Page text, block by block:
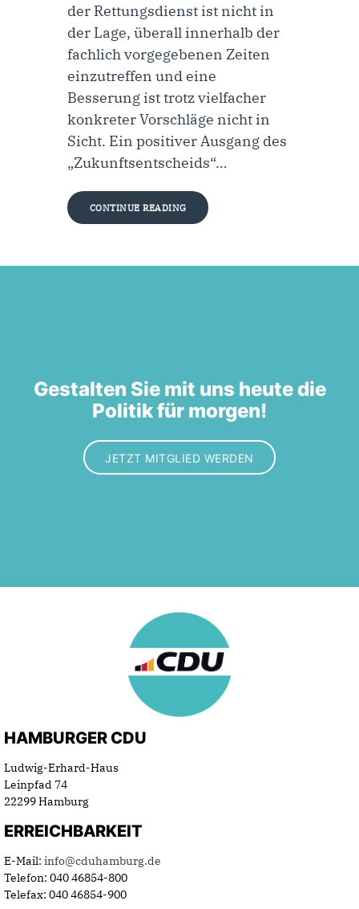
der Rettungsdienst ist nicht in
der Lage, überall innerhalb der
fachlich vorgegebenen Zeiten
einzutreffen und eine
Besserung ist trotz vielfacher
konkreter Vorschläge nicht in
Sicht. Ein positiver Ausgang des
„Zukunftsentscheids“…
CONTINUE READING
Gestalten Sie mit uns heute die
Politik für morgen!
JETZT MITGLIED WERDEN
HAMBURGER CDU
Ludwig-Erhard-Haus
Leinpfad 74
22299 Hamburg
ERREICHBARKEIT
E-Mail: info@cduhamburg.de
Telefon: 040 46854-800
Telefax: 040 46854-900